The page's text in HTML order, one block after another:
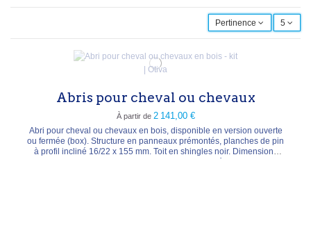
Pertinence 5
Abris pour cheval ou chevaux
À partir de 2 141,00 €
Abri pour cheval ou chevaux en bois, disponible en version ouverte
ou fermée (box). Structure en panneaux prémontés, planches de pin
à profil incliné 16/22 x 155 mm. Toit en shingles noir. Dimensions